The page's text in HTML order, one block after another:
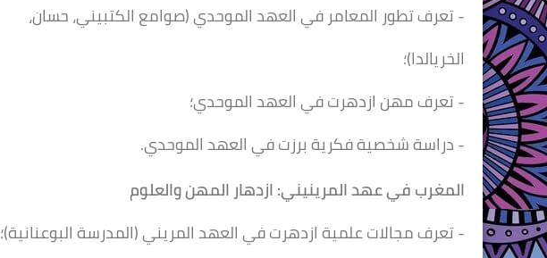
- تعرف تطور المعامر في العهد الموحدي (صوامع الكتبيني، حسان،
الخريالدا)؛
- تعرف مهن ازدهرت في العهد الموحدي؛
- دراسة شخصية فكرية برزت في العهد الموحدي.
المغرب في عهد المرينيني:ازدهار المهن والعلوم
- تعرف مجالات علمية ازدهرت في العهد المريني (المدرسة البوعنانية)؛